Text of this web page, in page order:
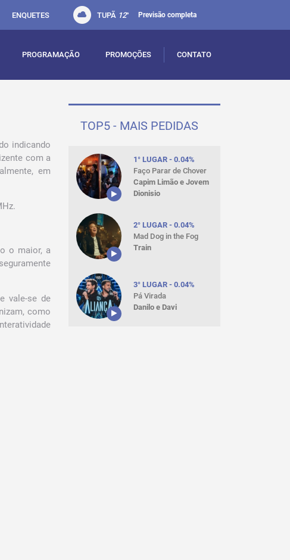
ENQUETES TUPÃ 12° Previsão completa
PROGRAMAÇÃO PROMOÇÕES CONTATO
indicando
com a
em
o maior, a
vale-se de
como
TOP5 - MAIS PEDIDAS
1° LUGAR - 0.04%
Faço Parar de Chover
Capim Limão e Jovem
Dionisio
2° LUGAR - 0.04%
Mad Dog in the Fog
Train
3° LUGAR - 0.04%
Pá Virada
Danilo e Davi